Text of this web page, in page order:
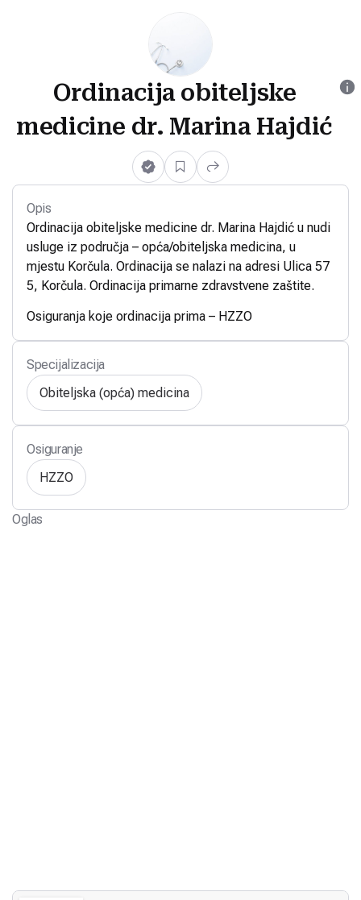
Ordinacija obiteljske
medicine dr. Marina Hajdić
Opis
Ordinacija obiteljske medicine dr. Marina Hajdić u nudi
usluge iz područja – opća/obiteljska medicina, u
mjestu Korčula. Ordinacija se nalazi na adresi Ulica 57
5, Korčula. Ordinacija primarne zdravstvene zaštite.
Osiguranja koje ordinacija prima – HZZO
Specijalizacija
Obiteljska (opća) medicina
Osiguranje
HZZO
Oglas